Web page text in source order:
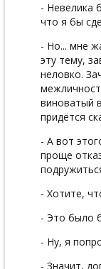
- Невелика
что я бы
- Но... мне
эту тему,
неловко.
виноватый
придётся
- А вот
проще
- Хотите,
- Это было
- Ну, я
- Значит,